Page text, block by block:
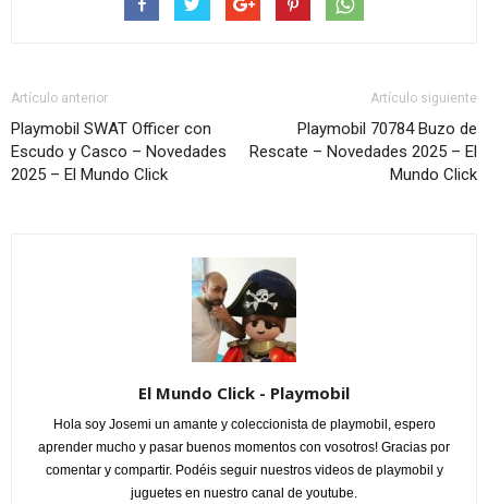
Artículo anterior
Playmobil SWAT Officer con
Escudo y Casco – Novedades
2025 – El Mundo Click
Artículo siguiente
Playmobil 70784 Buzo de
Rescate – Novedades 2025 – El
Mundo Click
El Mundo Click - Playmobil
Hola soy Josemi un amante y coleccionista de playmobil, espero
aprender mucho y pasar buenos momentos con vosotros! Gracias por
comentar y compartir. Podéis seguir nuestros videos de playmobil y
juguetes en nuestro canal de youtube.